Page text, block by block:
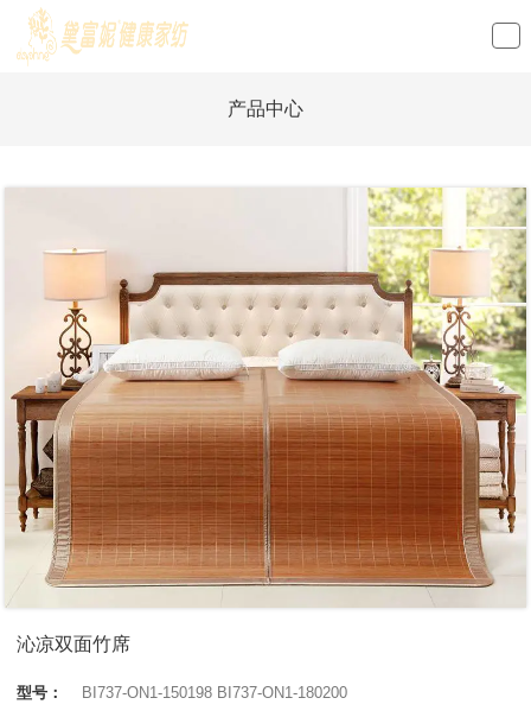
loading
产品中心
沁凉双面竹席
型号：
BI737-ON1-150198 BI737-ON1-180200